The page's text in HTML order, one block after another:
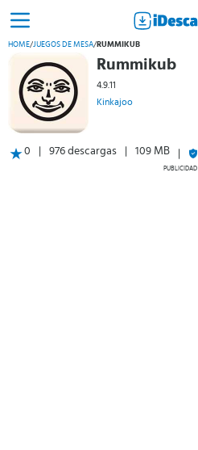
HOME/JUEGOS DE MESA/ RUMMIKUB
Rummikub
4.9.11
Kinkajoo
0 976 descargas 109 MB
PUBLICIDAD